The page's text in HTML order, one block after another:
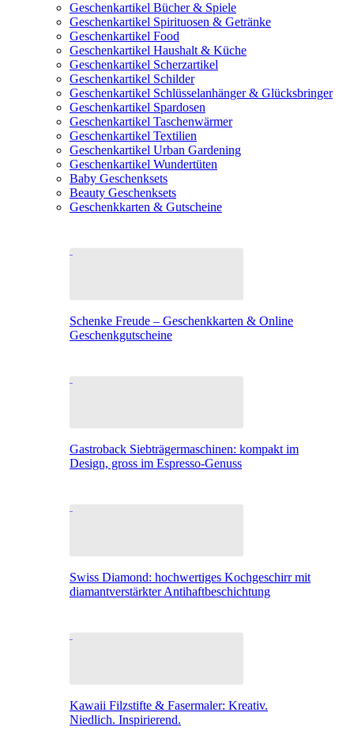
Geschenkartikel Bücher & Spiele
Geschenkartikel Spirituosen & Getränke
Geschenkartikel Food
Geschenkartikel Haushalt & Küche
Geschenkartikel Scherzartikel
Geschenkartikel Schilder
Geschenkartikel Schlüsselanhänger & Glücksbringer
Geschenkartikel Spardosen
Geschenkartikel Taschenwärmer
Geschenkartikel Textilien
Geschenkartikel Urban Gardening
Geschenkartikel Wundertüten
Baby Geschenksets
Beauty Geschenksets
Geschenkkarten & Gutscheine
Schenke Freude – Geschenkkarten & Online
Geschenkgutscheine
Gastroback Siebträgermaschinen: kompakt im
Design, gross im Espresso-Genuss
Swiss Diamond: hochwertiges Kochgeschirr mit
diamantverstärkter Antihaftbeschichtung
Kawaii Filzstifte & Fasermaler: Kreativ.
Niedlich. Inspirierend.